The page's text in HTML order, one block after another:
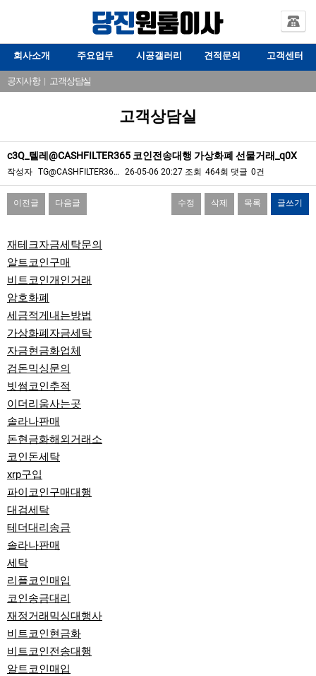
회사소개 주요업무 시공갤러리 견적문의 고객센터
공지사항| 고객상담실
고객상담실
c3Q_텔레@CASHFILTER365 코인전송대행 가상화폐 선물거래_q0X
작성자 TG@CASHFILTER36… 26-05-06 20:27 조회 464회 댓글 0건
이전글 다음글 수정 삭제 목록 글쓰기
재테크자금세탁문의
알트코인구매
비트코인개인거래
암호화폐
세금적게내는방법
가상화폐자금세탁
자금현금화업체
검돈믹싱문의
빗썸코인추적
이더리움사는곳
솔라나판매
돈현금화해외거래소
코인돈세탁
xrp구입
파이코인구매대행
대검세탁
테더대리송금
솔라나판매
세탁
리플코인매입
코인송금대리
재정거래믹싱대행사
비트코인현금화
비트코인전송대행
알트코인매입